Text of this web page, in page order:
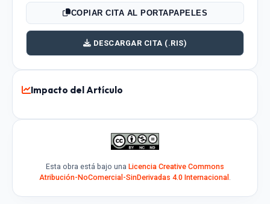
COPIAR CITA AL PORTAPAPELES
DESCARGAR CITA (.RIS)
Impacto del Artículo
Esta obra está bajo una Licencia Creative Commons
Atribución-NoComercial-SinDerivadas 4.0 Internacional